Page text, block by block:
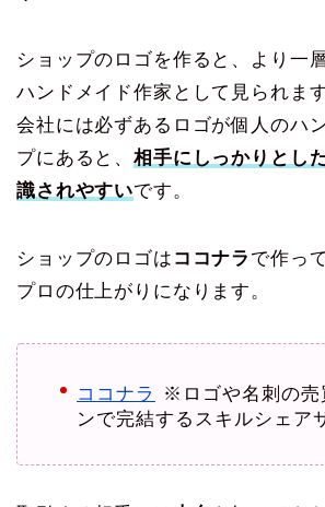
ショップのロゴを作ると、より一
ハンドメイド作家として見られます
会社には必ずあるロゴが個人のハ
プにあると、相手にしっかりとし
識されやすいです。
ショップのロゴは ココナラ で作っ
プロの仕上がりになります。
ココナラ
※ロゴや名刺の売
ンで完結するスキルシェア